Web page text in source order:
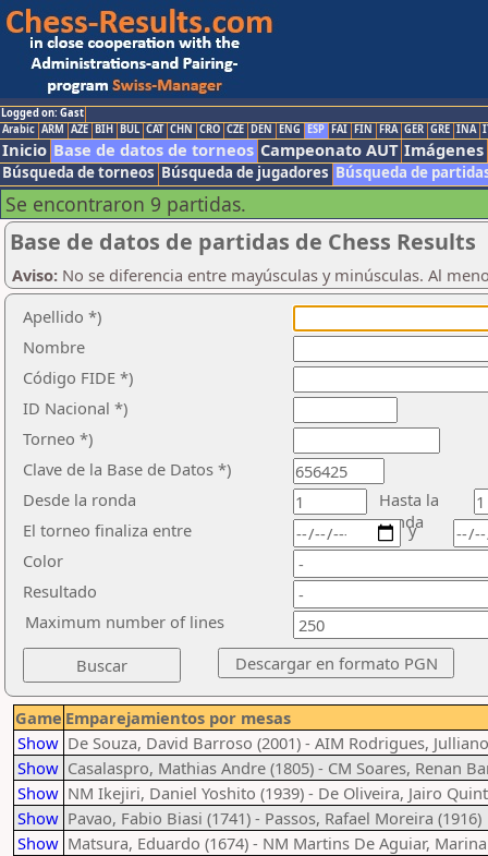
Logged on: Gast
Arabic ARM AZE BIH BUL CAT CHN CRO CZE DEN ENG ESP FAI FIN FRA GER GRE INA
Inicio Base de datos de torneos Campeonato AUT Imágenes
Búsqueda de torneos Búsqueda de jugadores Búsqueda de
Se encontraron 9 partidas.
Base de datos de partidas de Chess Results
Aviso: No se diferencia entre mayúsculas y minúsculas. Al
Apellido *)
Nombre
Código FIDE *)
ID Nacional *)
Torneo *)
Clave de la Base de Datos *)
Desde la ronda
Hasta la
ronda
El torneo finaliza entre
Color
Resultado
y
Maximum number of lines
Game Emparejamientos por mesas
Show De Souza, David Barroso (2001) - AIM Rodrigues,
Show Casalaspro, Mathias Andre (1805) - CM Soares, Renan
Show NM Ikejiri, Daniel Yoshito (1939) - De Oliveira, Jairo
Show Pavao, Fabio Biasi (1741) - Passos, Rafael Moreira (1916)
Show Matsura, Eduardo (1674) - NM Martins De Aguiar, Marina